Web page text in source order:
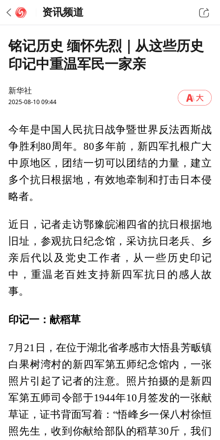
资讯频道
铭记历史 缅怀先烈｜从这些历史
印记中重温军民一家亲
新华社
2025-08-10 09:44
今年是中国人民抗日战争暨世界反法西斯战
争胜利80周年。80多年前，新四军扎根广大
中原地区，团结一切可以团结的力量，建立
多个抗日根据地，有效地牵制和打击日本侵
略者。
近日，记者走访鄂豫皖湘四省的抗日根据地
旧址，参观抗日纪念馆，采访抗日老兵、乡
亲后代以及党史工作者，从一些历史印记
中，重温老百姓支持新四军抗日的感人故
事。
印记一：献稻草
7月21日，在位于湖北省孝感市大悟县芳畈镇
白果树湾村的新四军第五师纪念馆内，一张
照片引起了记者的注意。照片拍摄的是新四
军第五师司令部于1944年10月签发的一张献
草证，证书背面写着：“悟峰乡一保八村徐恒
照先生，收到你献给部队的稻草30斤，我们